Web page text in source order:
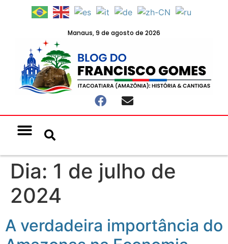
Manaus, 9 de agosto de 2026
Dia: 1 de julho de
2024
A verdadeira importância do